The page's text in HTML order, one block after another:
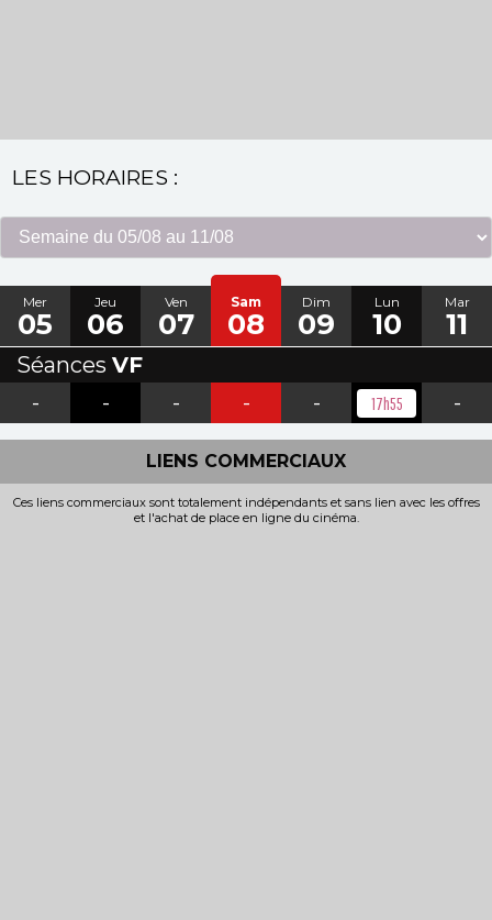
LES HORAIRES :
Mer
05
Jeu
06
Ven
07
Sam
08
Dim
09
Lun
10
Mar
11
Séances VF
-
- - - - 17h55 -
LIENS COMMERCIAUX
Ces liens commerciaux sont totalement indépendants et sans lien avec les offres
et l'achat de place en ligne du cinéma.